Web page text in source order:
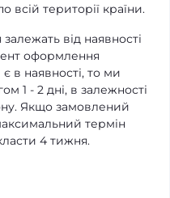
території країни.
від наявності
оформлення
в наявності, то ми
1 - 2 дні, в залежності
Якщо замовлений
термін
4 тижня.